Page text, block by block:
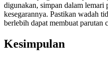
digunakan, simpan dalam lemari
kesegarannya. Pastikan wadah
berlebih dapat membuat parutan
Kesimpulan